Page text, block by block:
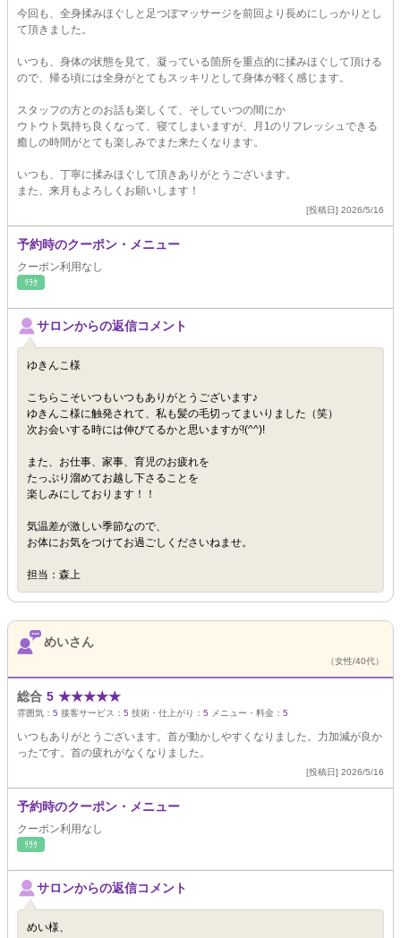
今回も、全身揉みほぐしと足つぼマッサージを前回より長めにしっかりとし
て頂きました。
いつも、身体の状態を見て、凝っている箇所を重点的に揉みほぐして頂ける
ので、帰る頃には全身がとてもスッキリとして身体が軽く感じます。
スタッフの方とのお話も楽しくて、そしていつの間にか
ウトウト気持ち良くなって、寝てしまいますが、月1のリフレッシュできる
癒しの時間がとても楽しみでまた来たくなります。
いつも、丁寧に揉みほぐして頂きありがとうございます。
また、来月もよろしくお願いします！
[投稿日] 2026/5/16
予約時のクーポン・メニュー
クーポン利用なし
ﾘﾗｸ
サロンからの返信コメント
ゆきんこ様
こちらこそいつもいつもありがとうございます♪
ゆきんこ様に触発されて、私も髪の毛切ってまいりました（笑）
次お会いする時には伸びてるかと思いますが!(^^)!
また、お仕事、家事、育児のお疲れを
たっぷり溜めてお越し下さることを
楽しみにしております！！
気温差が激しい季節なので、
お体にお気をつけてお過ごしくださいねませ。
担当：森上
めいさん
（女性/40代）
総合 5 ★★★★★
雰囲気： 5 接客サービス： 5 技術・仕上がり： 5 メニュー・料金： 5
いつもありがとうございます。首が動かしやすくなりました。力加減が良か
ったです。首の疲れがなくなりました。
[投稿日] 2026/5/16
予約時のクーポン・メニュー
クーポン利用なし
ﾘﾗｸ
サロンからの返信コメント
めい様、